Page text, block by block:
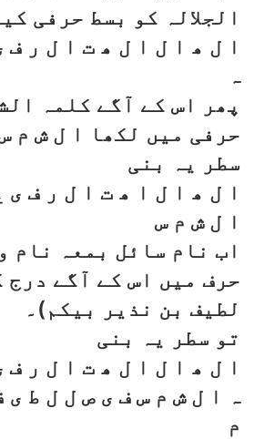
الجلالہ کو بسط حرفی
ا ل ھ ا ل ا ل ھ ت ا ل ر ف
ہ
پھر اس کے آگے کلمہ
حرفی میں لکھا ا ل ش م
سطر یہ بنی
ا ل ھ ا ل ا ھ ت ا ل ر ف ی
ا ل ش م س
اب نام سائل بمعہ نام
حرف میں اس کے آگے درج
لطیف بن نذیر بیکم)۔
تو سطر یہ بنی
ا ل ھ ا ل ا ل ھ ت ا ل ر ف
ہ ا ل ش م س ف ی ص ل ل ط ی
م